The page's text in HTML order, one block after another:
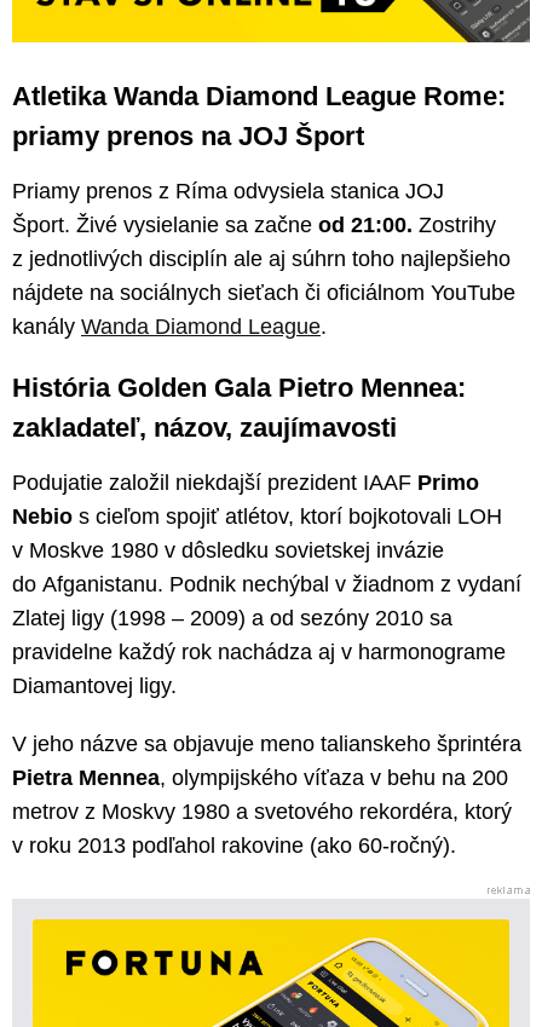
Atletika Wanda Diamond League Rome:
priamy prenos na JOJ Šport
Priamy prenos z Ríma odvysiela stanica JOJ
Šport. Živé vysielanie sa začne od 21:00. Zostrihy
z jednotlivých disciplín ale aj súhrn toho najlepšieho
nájdete na sociálnych sieťach či oficiálnom YouTube
kanály Wanda Diamond League.
História Golden Gala Pietro Mennea:
zakladateľ, názov, zaujímavosti
Podujatie založil niekdajší prezident IAAF Primo
Nebio s cieľom spojiť atlétov, ktorí bojkotovali LOH
v Moskve 1980 v dôsledku sovietskej invázie
do Afganistanu. Podnik nechýbal v žiadnom z vydaní
Zlatej ligy (1998 – 2009) a od sezóny 2010 sa
pravidelne každý rok nachádza aj v harmonograme
Diamantovej ligy.
V jeho názve sa objavuje meno talianskeho šprintéra
Pietra Mennea, olympijského víťaza v behu na 200
metrov z Moskvy 1980 a svetového rekordéra, ktorý
v roku 2013 podľahol rakovine (ako 60-ročný).